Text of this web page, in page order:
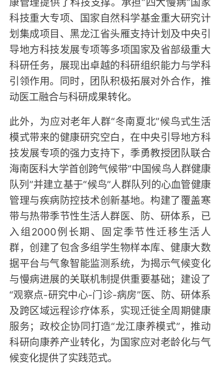
科技重大专项、国家自然科学基金重大研究计
划集成项目、黑龙江省头雁支持计划及中央引
导地方科技发展专项等多项国家及省部级重大
科研任务，展现出卓越的科研组织能力与学科
引领作用。同时，团队积极拓展对外合作，推
动医工融合与科研成果转化。
此外，为应对老年人群“冬南夏北”候鸟式生活
模式带来的健康研究空白，在中央引导地方科
技发展专项的强力支持下，季勇教授团队联合
海南医科大学首创跨气候带“中国候鸟人群健康
队列”并建立基于“候鸟”人群队列的心血管健康
管理与疾病防控技术创新基地。构建了覆盖寒
带与热带季节性生活人群医、防、研体系，已
入组2000例长期、固定季节性迁移生活人
群，创建了包含多组学生物样本库、健康大数
据平台与气象智能监测系统，为揭示气候变化
与慢病进展的关联机制提供重要基础；建设了
“观察点-研究中心-门诊-病房”医、防、研体系
及跨区域远程诊疗体系，实现迁徙全周期健康
服务；政校企协同打造“龙江康养模式”，推动
科研向康养产业转化，为国家应对老龄化与气
候变化提供了实践范式。